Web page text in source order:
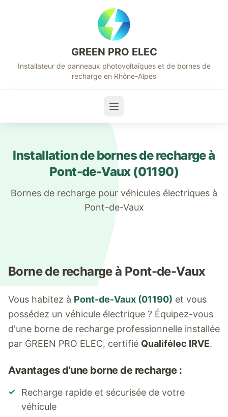
GREEN PRO ELEC
Installateur de panneaux photovoltaïques et de bornes de
recharge en Rhône-Alpes
Installation de bornes de recharge à
Pont-de-Vaux(01190)
Bornes de recharge pour véhicules électriques à
Pont-de-Vaux
Borne de recharge à Pont-de-Vaux
Vous habitez à Pont-de-Vaux (01190) et vous
possédez un véhicule électrique ? Équipez-vous
d'une borne de recharge professionnelle installée
par GREEN PRO ELEC, certifié Qualifélec IRVE.
Avantages d'une borne de recharge :
✓
Recharge rapide et sécurisée de votre
véhicule